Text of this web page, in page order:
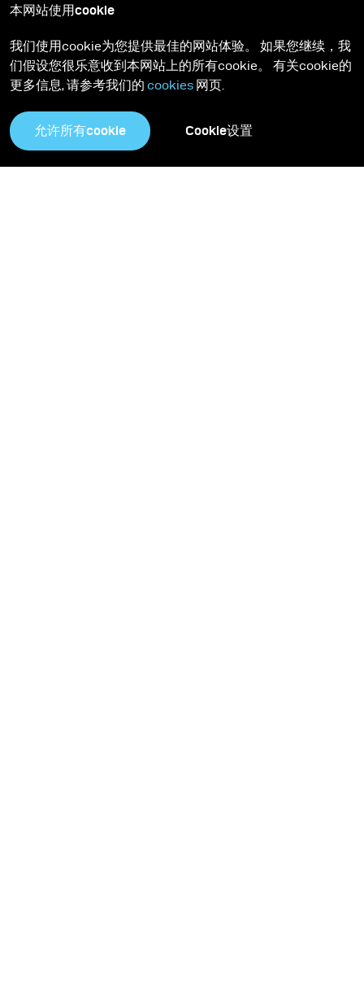
本网站使用cookie
我们使用cookie为您提供最佳的网站体验。 如果您继续，我
们假设您很乐意收到本网站上的所有cookie。 有关cookie的
更多信息, 请参考我们的 cookies 网页.
允许所有cookie Cookie设置